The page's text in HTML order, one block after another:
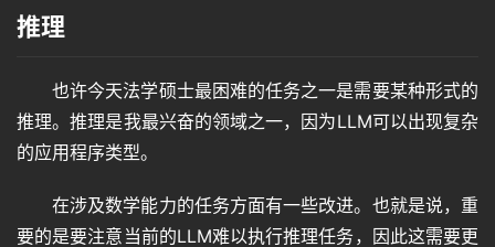
推理
也许今天法学硕士最困难的任务之一是需要某种形式的
推理。推理是我最兴奋的领域之一，因为LLM可以出现复杂
的应用程序类型。
在涉及数学能力的任务方面有一些改进。也就是说，重
要的是要注意当前的LLM难以执行推理任务，因此这需要更